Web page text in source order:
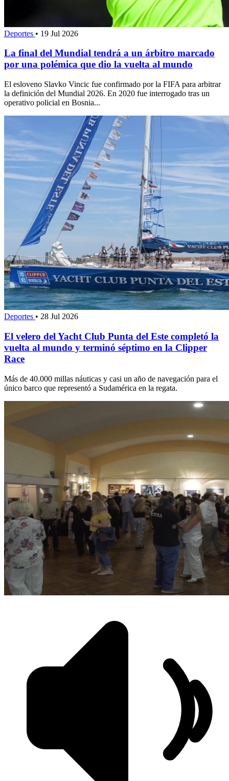
Deportes • 19 Jul 2026
La final del Mundial tendrá a un árbitro marcado
por una polémica que dio la vuelta al mundo
El esloveno Slavko Vincic fue confirmado por la FIFA para arbitrar
la definición del Mundial 2026. En 2020 fue interrogado tras un
operativo policial en Bosnia...
Deportes • 28 Jul 2026
El velero del Yacht Club Punta del Este completó la
vuelta al mundo y terminó séptimo en la Clipper
Race
Más de 40.000 millas náuticas y casi un año de navegación para el
único barco que representó a Sudamérica en la regata.